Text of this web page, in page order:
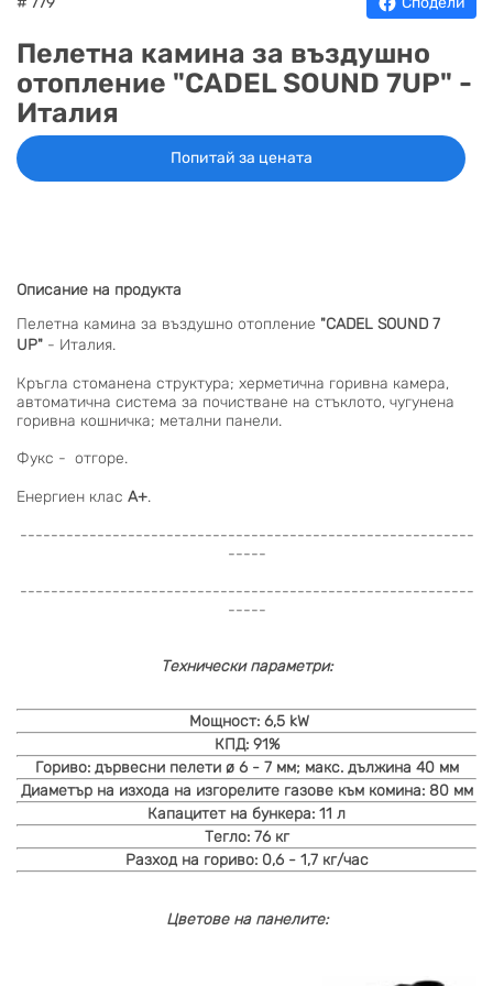
Пелетна камина за въздушно
отопление "CADEL SOUND 7UP" -
Италия
Попитай за цената
Описание на продукта
Пелетна камина за въздушно отопление "CADEL SOUND 7
UP" - Италия.
Кръгла стоманена структура; херметична горивна камера,
автоматична система за почистване на стъклото, чугунена
горивна кошничка; метални панели.
Фукс - отгоре.
Енергиен клас А+.
-----------------------------------------------------------
-----
-----------------------------------------------------------
-----
Технически параметри:
Мощност: 6,5 kW
КПД:91%
Гориво: дървесни пелети ø 6 - 7 мм; макс. дължина 40 мм
Диаметър на изхода на изгорелите газове към комина: 80 мм
Капацитет на бункера: 11 л
Тегло:76кг
Разход на гориво:0,6 - 1,7кг/час
Цветове на панелите: